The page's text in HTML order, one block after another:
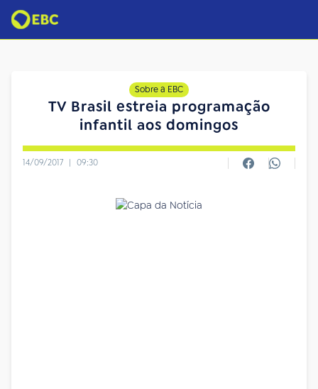
Sobre a EBC
TV Brasil estreia programação
infantil aos domingos
14/09/2017 | 09:30